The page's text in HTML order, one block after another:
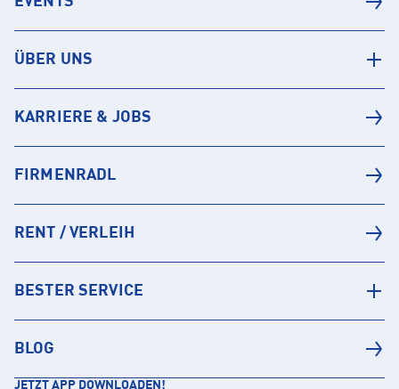
ÜBER UNS
KARRIERE & JOBS
FIRMENRADL
RENT / VERLEIH
BESTER SERVICE
BLOG
JETZT APP DOWNLOADEN!